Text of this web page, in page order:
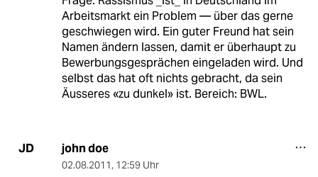
Arbeitsmarkt ein Problem — über das gerne
geschwiegen wird. Ein guter Freund hat sein
Namen ändern lassen, damit er überhaupt zu
Bewerbungsgesprächen eingeladen wird. Und
selbst das hat oft nichts gebracht, da sein
Äusseres «zu dunkel» ist. Bereich: BWL.
JD john doe
02.08.2011, 12:59 Uhr